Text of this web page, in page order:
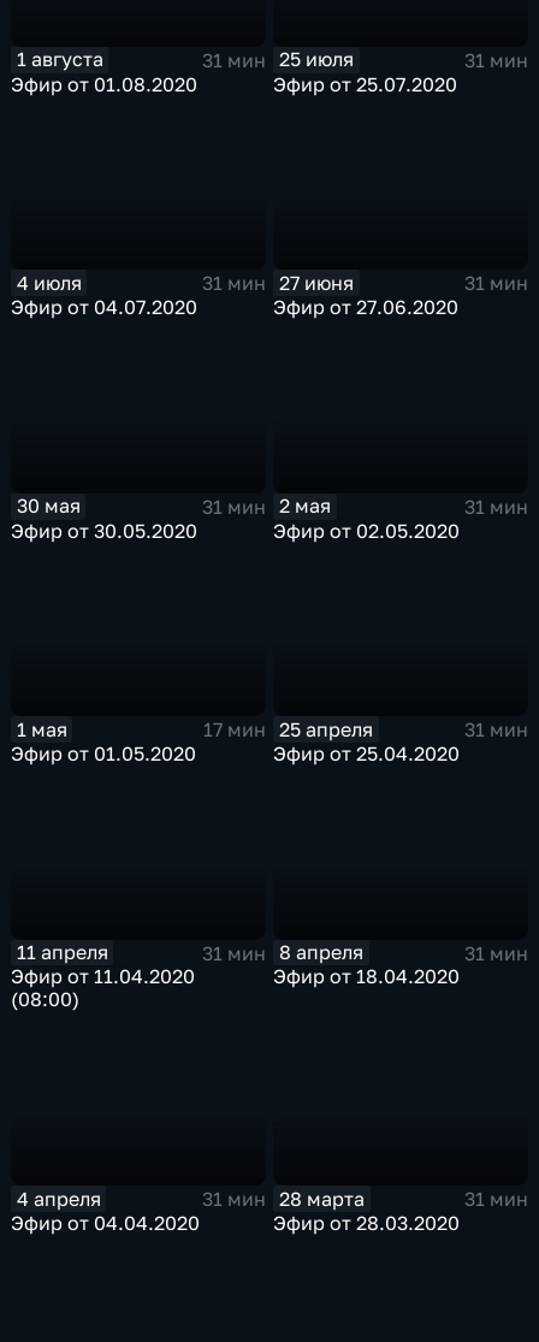
1 августа
31 мин
Эфир от 01.08.2020
25 июля
31 мин
Эфир от 25.07.2020
4 июля
31 мин
Эфир от 04.07.2020
27 июня
31 мин
Эфир от 27.06.2020
30 мая
31 мин
Эфир от 30.05.2020
2 мая
31 мин
Эфир от 02.05.2020
1 мая
17 мин
Эфир от 01.05.2020
25 апреля
31 мин
Эфир от 25.04.2020
11 апреля
31 мин
Эфир от 11.04.2020
(08:00)
8 апреля
31 мин
Эфир от 18.04.2020
4 апреля
31 мин
Эфир от 04.04.2020
28 марта
31 мин
Эфир от 28.03.2020